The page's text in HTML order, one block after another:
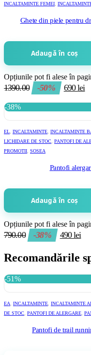
INCALTAMINTE FEMEI
Ghete din piele pentru
Adaugă în coș
Opțiunile pot fi alese în
1390.00 -50% 690lei
-38%
EL INCALTAMINTE INCALTAMINTE
LICHIDARE DE STOC PANTOFI DE
PROMOTII SOSEA
Pantofi
Adaugă în coș
Opțiunile pot fi alese în
790.00 -38% 490lei
Recomandările
-51%
EA INCALTAMINTE INCALTAMINTE
DE STOC PANTOFI DE ALERGARE
Pantofi de trail